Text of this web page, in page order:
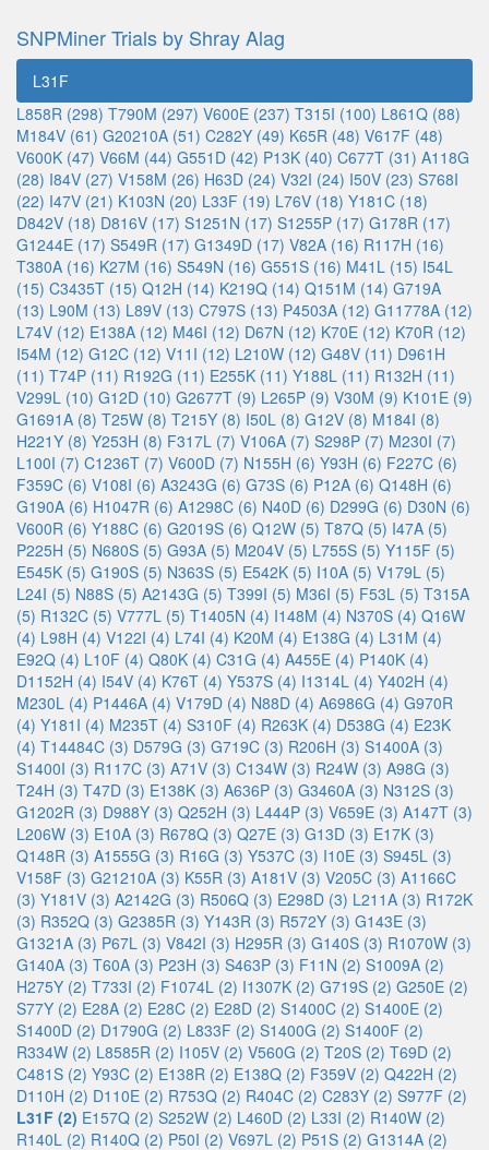
SNPMiner Trials by Shray Alag
L31F
L858R (298) T790M (297) V600E (237) T315I (100) L861Q (88)
M184V (61) G20210A (51) C282Y (49) K65R (48) V617F (48)
V600K (47) V66M (44) G551D (42) P13K (40) C677T (31) A118G
(28) I84V (27) V158M (26) H63D (24) V32I (24) I50V (23) S768I
(22) I47V (21) K103N (20) L33F (19) L76V (18) Y181C (18)
D842V (18) D816V (17) S1251N (17) S1255P (17) G178R (17)
G1244E (17) S549R (17) G1349D (17) V82A (16) R117H (16)
T380A (16) K27M (16) S549N (16) G551S (16) M41L (15) I54L
(15) C3435T (15) Q12H (14) K219Q (14) Q151M (14) G719A
(13) L90M (13) L89V (13) C797S (13) P4503A (12) G11778A (12)
L74V (12) E138A (12) M46I (12) D67N (12) K70E (12) K70R (12)
I54M (12) G12C (12) V11I (12) L210W (12) G48V (11) D961H
(11) T74P (11) R192G (11) E255K (11) Y188L (11) R132H (11)
V299L (10) G12D (10) G2677T (9) L265P (9) V30M (9) K101E (9)
G1691A (8) T25W (8) T215Y (8) I50L (8) G12V (8) M184I (8)
H221Y (8) Y253H (8) F317L (7) V106A (7) S298P (7) M230I (7)
L100I (7) C1236T (7) V600D (7) N155H (6) Y93H (6) F227C (6)
F359C (6) V108I (6) A3243G (6) G73S (6) P12A (6) Q148H (6)
G190A (6) H1047R (6) A1298C (6) N40D (6) D299G (6) D30N (6)
V600R (6) Y188C (6) G2019S (6) Q12W (5) T87Q (5) I47A (5)
P225H (5) N680S (5) G93A (5) M204V (5) L755S (5) Y115F (5)
E545K (5) G190S (5) N363S (5) E542K (5) I10A (5) V179L (5)
L24I (5) N88S (5) A2143G (5) T399I (5) M36I (5) F53L (5) T315A
(5) R132C (5) V777L (5) T1405N (4) I148M (4) N370S (4) Q16W
(4) L98H (4) V122I (4) L74I (4) K20M (4) E138G (4) L31M (4)
E92Q (4) L10F (4) Q80K (4) C31G (4) A455E (4) P140K (4)
D1152H (4) I54V (4) K76T (4) Y537S (4) I1314L (4) Y402H (4)
M230L (4) P1446A (4) V179D (4) N88D (4) A6986G (4) G970R
(4) Y181I (4) M235T (4) S310F (4) R263K (4) D538G (4) E23K
(4) T14484C (3) D579G (3) G719C (3) R206H (3) S1400A (3)
S1400I (3) R117C (3) A71V (3) C134W (3) R24W (3) A98G (3)
T24H (3) T47D (3) E138K (3) A636P (3) G3460A (3) N312S (3)
G1202R (3) D988Y (3) Q252H (3) L444P (3) V659E (3) A147T (3)
L206W (3) E10A (3) R678Q (3) Q27E (3) G13D (3) E17K (3)
Q148R (3) A1555G (3) R16G (3) Y537C (3) I10E (3) S945L (3)
V158F (3) G21210A (3) K55R (3) A181V (3) V205C (3) A1166C
(3) Y181V (3) A2142G (3) R506Q (3) E298D (3) L211A (3) R172K
(3) R352Q (3) G2385R (3) Y143R (3) R572Y (3) G143E (3)
G1321A (3) P67L (3) V842I (3) H295R (3) G140S (3) R1070W (3)
G140A (3) T60A (3) P23H (3) S463P (3) F11N (2) S1009A (2)
H275Y (2) T733I (2) F1074L (2) I1307K (2) G719S (2) G250E (2)
S77Y (2) E28A (2) E28C (2) E28D (2) S1400C (2) S1400E (2)
S1400D (2) D1790G (2) L833F (2) S1400G (2) S1400F (2)
R334W (2) L8585R (2) I105V (2) V560G (2) T20S (2) T69D (2)
C481S (2) Y93C (2) E138R (2) E138Q (2) F359V (2) Q422H (2)
D110H (2) D110E (2) R753Q (2) R404C (2) C283Y (2) S977F (2)
L31F (2) E157Q (2) S252W (2) L460D (2) L33I (2) R140W (2)
R140L (2) R140Q (2) P50I (2) V697L (2) P51S (2) G1314A (2)